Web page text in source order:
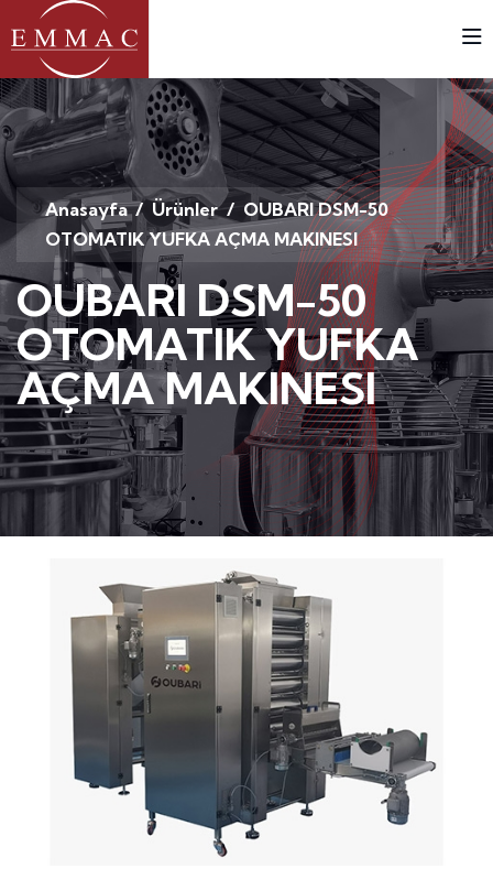
Anasayfa/ Ürünler / OUBARI DSM-50
OTOMATIK YUFKA AÇMA MAKINESI
OUBARI DSM-50
OTOMATIK YUFKA
AÇMA MAKINESI